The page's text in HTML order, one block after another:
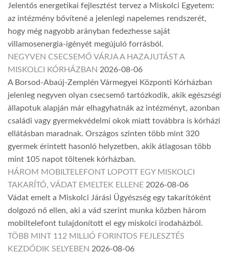
Jelentős energetikai fejlesztést tervez a Miskolci Egyetem:
az intézmény bővítené a jelenlegi napelemes rendszerét,
hogy még nagyobb arányban fedezhesse saját
villamosenergia-igényét megújuló forrásból.
NEGYVEN CSECSEMŐ VÁRJA A HAZAJUTÁST A
MISKOLCI KÓRHÁZBAN 2026-08-06
A Borsod-Abaúj-Zemplén Vármegyei Központi Kórházban
jelenleg negyven olyan csecsemő tartózkodik, akik egészségi
állapotuk alapján már elhagyhatnák az intézményt, azonban
családi vagy gyermekvédelmi okok miatt továbbra is kórházi
ellátásban maradnak. Országos szinten több mint 320
gyermek érintett hasonló helyzetben, akik átlagosan több
mint 105 napot töltenek kórházban.
HÁROM MOBILTELEFONT LOPOTT EGY MISKOLCI
TAKARÍTÓ, VÁDAT EMELTEK ELLENE 2026-08-06
Vádat emelt a Miskolci Járási Ügyészség egy takarítóként
dolgozó nő ellen, aki a vád szerint munka közben három
mobiltelefont tulajdonított el egy miskolci irodaházból.
TÖBB MINT 112 MILLIÓ FORINTOS FEJLESZTÉS
KEZDŐDIK SELYEBEN 2026-08-06